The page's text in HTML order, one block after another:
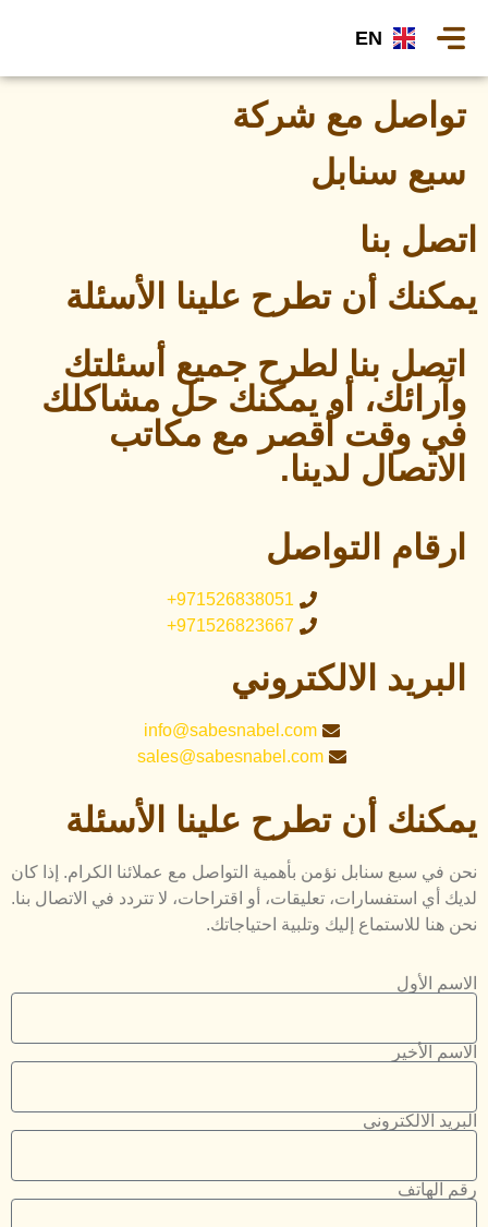
EN
تواصل مع شركة
سبع سنابل
اتصل بنا
يمكنك أن تطرح علينا الأسئلة
اتصل بنا لطرح جميع أسئلتك
وآرائك، أو يمكنك حل مشاكلك
في وقت أقصر مع مكاتب
الاتصال لدينا.
ارقام التواصل
971526838051+
971526823667+
البريد الالكتروني
info@sabesnabel.com
sales@sabesnabel.com
يمكنك أن تطرح علينا الأسئلة
نحن في سبع سنابل نؤمن بأهمية التواصل مع عملائنا الكرام. إذا كان
لديك أي استفسارات، تعليقات، أو اقتراحات، لا تتردد في الاتصال بنا.
نحن هنا للاستماع إليك وتلبية احتياجاتك.
الاسم الأول
الاسم الأخير
البريد الالكتروني
رقم الهاتف